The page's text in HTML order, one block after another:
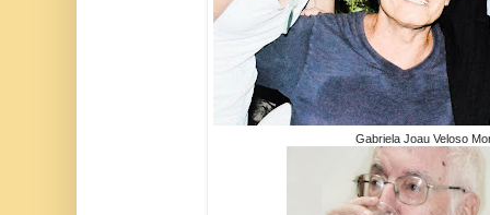
Gabriela Joau Veloso